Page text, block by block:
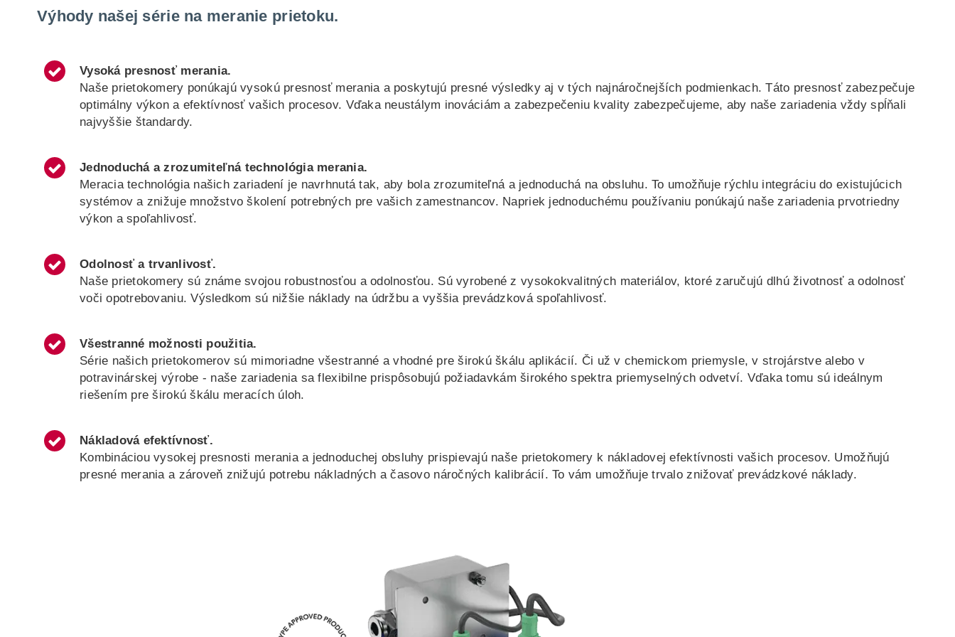
Výhody našej série na meranie prietoku.
Vysoká presnosť merania.
Naše prietokomery ponúkajú vysokú presnosť merania a poskytujú presné výsledky aj v tých najnáročnejších podmienkach. Táto presnosť zabezpečuje
optimálny výkon a efektívnosť vašich procesov. Vďaka neustálym inováciám a zabezpečeniu kvality zabezpečujeme, aby naše zariadenia vždy spĺňali
najvyššie štandardy.
Jednoduchá a zrozumiteľná technológia merania.
Meracia technológia našich zariadení je navrhnutá tak, aby bola zrozumiteľná a jednoduchá na obsluhu. To umožňuje rýchlu integráciu do existujúcich
systémov a znižuje množstvo školení potrebných pre vašich zamestnancov. Napriek jednoduchému používaniu ponúkajú naše zariadenia prvotriedny
výkon a spoľahlivosť.
Odolnosť a trvanlivosť.
Naše prietokomery sú známe svojou robustnosťou a odolnosťou. Sú vyrobené z vysokokvalitných materiálov, ktoré zaručujú dlhú životnosť a odolnosť
voči opotrebovaniu. Výsledkom sú nižšie náklady na údržbu a vyššia prevádzková spoľahlivosť.
Všestranné možnosti použitia.
Série našich prietokomerov sú mimoriadne všestranné a vhodné pre širokú škálu aplikácií. Či už v chemickom priemysle, v strojárstve alebo v
potravinárskej výrobe - naše zariadenia sa flexibilne prispôsobujú požiadavkám širokého spektra priemyselných odvetví. Vďaka tomu sú ideálnym
riešením pre širokú škálu meracích úloh.
Nákladová efektívnosť.
Kombináciou vysokej presnosti merania a jednoduchej obsluhy prispievajú naše prietokomery k nákladovej efektívnosti vašich procesov. Umožňujú
presné merania a zároveň znižujú potrebu nákladných a časovo náročných kalibrácií. To vám umožňuje trvalo znižovať prevádzkové náklady.